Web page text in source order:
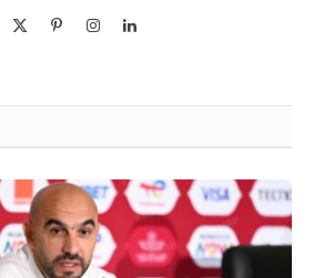
PinterestInstagramLinkedIn